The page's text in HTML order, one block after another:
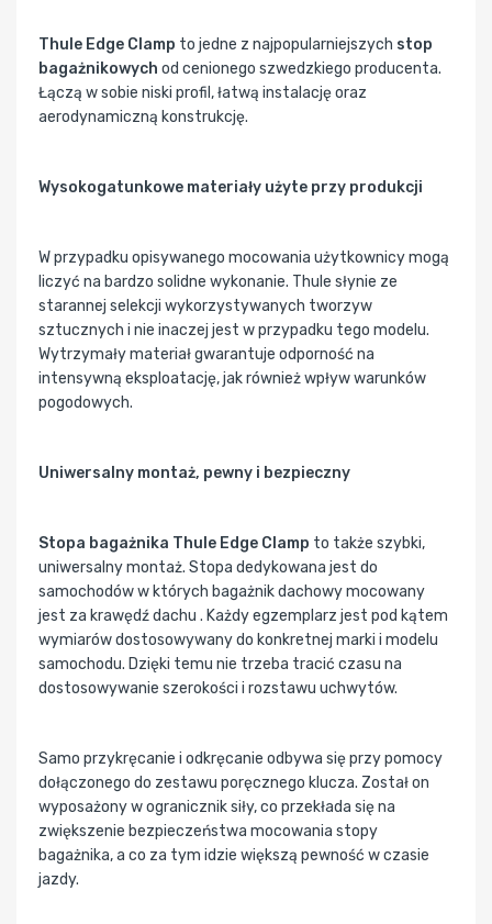
Thule Edge Clamp to jedne z najpopularniejszych stop
bagażnikowych od cenionego szwedzkiego producenta.
Łączą w sobie niski profil, łatwą instalację oraz
aerodynamiczną konstrukcję.
Wysokogatunkowe materiały użyte przy produkcji
W przypadku opisywanego mocowania użytkownicy mogą
liczyć na bardzo solidne wykonanie. Thule słynie ze
starannej selekcji wykorzystywanych tworzyw
sztucznych i nie inaczej jest w przypadku tego modelu.
Wytrzymały materiał gwarantuje odporność na
intensywną eksploatację, jak również wpływ warunków
pogodowych.
Uniwersalny montaż, pewny i bezpieczny
Stopa bagażnika Thule Edge Clamp to także szybki,
uniwersalny montaż. Stopa dedykowana jest do
samochodów w których bagażnik dachowy mocowany
jest za krawędź dachu . Każdy egzemplarz jest pod kątem
wymiarów dostosowywany do konkretnej marki i modelu
samochodu. Dzięki temu nie trzeba tracić czasu na
dostosowywanie szerokości i rozstawu uchwytów.
Samo przykręcanie i odkręcanie odbywa się przy pomocy
dołączonego do zestawu poręcznego klucza. Został on
wyposażony w ogranicznik siły, co przekłada się na
zwiększenie bezpieczeństwa mocowania stopy
bagażnika, a co za tym idzie większą pewność w czasie
jazdy.